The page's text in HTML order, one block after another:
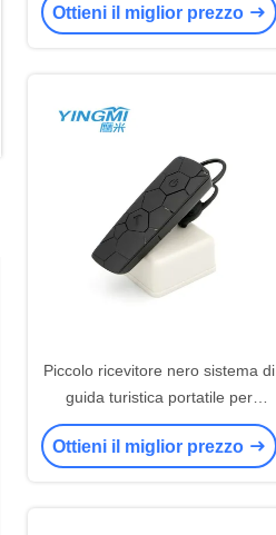
Ottieni il miglior prezzo
Piccolo ricevitore nero sistema di
guida turistica portatile per
traduzione / conferenza 20g
Ottieni il miglior prezzo